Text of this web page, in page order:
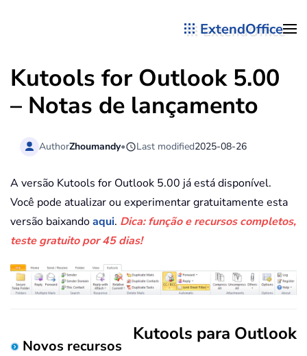
ExtendOffice
Kutools for Outlook 5.00
– Notas de lançamento
AuthorZhoumandy• Last modified2025-08-26
A versão Kutools for Outlook 5.00 já está disponível.
Você pode atualizar ou experimentar gratuitamente esta
versão baixandoaqui. Dica: função e recursos completos,
teste gratuito por 45 dias!
Kutools para Outlook
Novos recursos